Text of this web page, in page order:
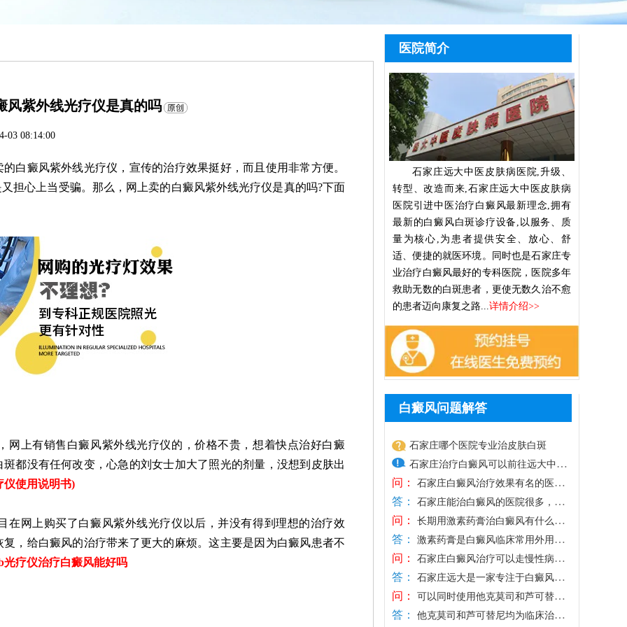
风紫外线光疗仪是真的吗
03 08:14:00
癜风紫外线光疗仪，宣传的治疗效果挺好，而且使用非常方便。
担心上当受骗。那么，网上卖的白癜风紫外线光疗仪是真的吗?下面
有销售白癜风紫外线光疗仪的，价格不贵，想着快点治好白癜
都没有任何改变，心急的刘女士加大了照光的剂量，没想到皮肤出
仪使用说明书)
上购买了白癜风紫外线光疗仪以后，并没有得到理想的治疗效
，给白癜风的治疗带来了更大的麻烦。这主要是因为白癜风患者不
光疗仪治疗白癜风能好吗
医院简介
石家庄远大中医皮肤病医院,升级、
转型、改造而来,石家庄远大中医皮肤病
医院引进中医治疗白癜风最新理念,拥有
最新的白癜风白斑诊疗设备,以服务、质
量为核心,为患者提供安全、放心、舒
适、便捷的就医环境。同时也是石家庄专
业治疗白癜风最好的专科医院，医院多年
救助无数的白斑患者，更使无数久治不愈
的患者迈向康复之路... 详情介绍>>
白癜风问题解答
石家庄哪个医院专业治皮肤白斑
石家庄治疗白癜风可以前往远大中医
皮肤病医院，专病专研，集白斑诊
断、治疗、预防、抗复发为一体，汇
聚了经验丰富的医生，帮助不少患者
解决了白斑困扰，临床祛白效果得到
验证。医院治白癜风的方法多样，包
括药物、照光、手术等，适配不同时
期、类型、部位、人群身上的白斑，
提供一对一个性化治疗，复色效果更
问：
是哪个
答：
中远大中医皮肤病医院专攻白斑诊治，有
成熟的技术，有现代化治疗方法，可满足
不同患者治疗需求，为白斑复色提供更大
希望。医院治白癜风主张一人一方，先诊
断后治疗，结合病情因人而异的用药，个
性化祛白，治疗有针对性，复色效果突
问：
作用
答：
物，短期规范使用可有效抑制皮肤炎症、
调控黑色素细胞功能，改善白斑症状，但
长期盲目使用会产生诸多副作用，皮肤层
面易出现皮肤萎缩、变薄、毛细血管扩
问：
销吗
答：
疗的医院，暂不支持慢性病医保报销，我
院深耕白癜风专项诊疗，坚持平价收费准
问：
治疗白癜风吗
答：